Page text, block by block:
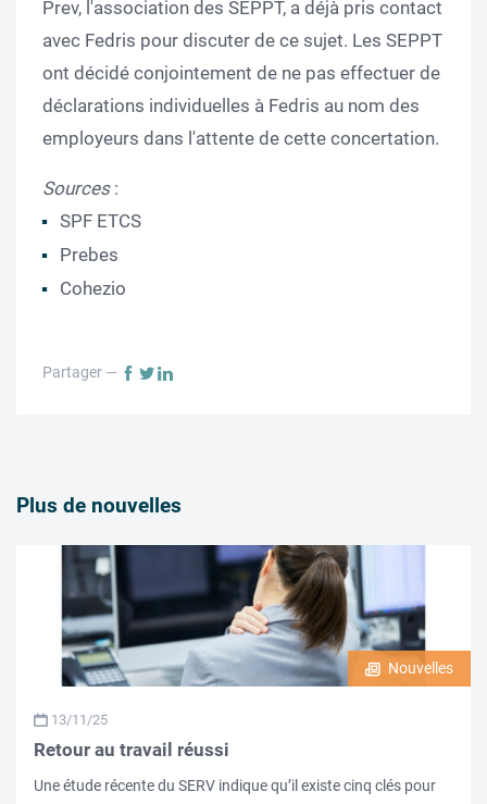
Prev, l'association des SEPPT, a déjà pris contact
avec Fedris pour discuter de ce sujet. Les SEPPT
ont décidé conjointement de ne pas effectuer de
déclarations individuelles à Fedris au nom des
employeurs dans l'attente de cette concertation.
Sources:
SPF ETCS
Prebes
Cohezio
Partager —
Plus de nouvelles
Nouvelles
13/11/25
Retour au travail réussi
Une étude récente du SERV indique qu’il existe cinq clés pour